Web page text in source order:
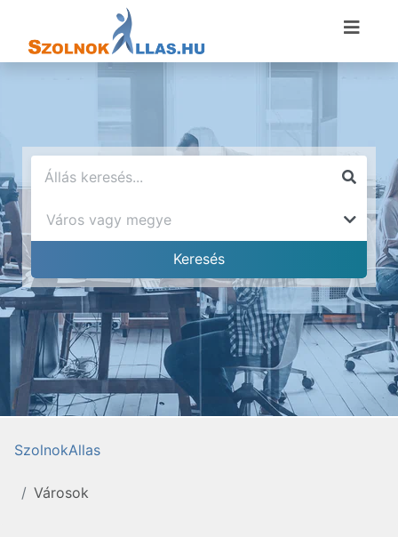
SzolnokAllas
Városok